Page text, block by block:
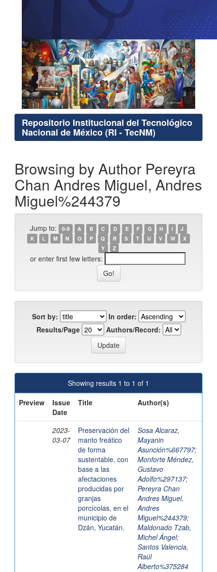
Repositorio Institucional del Tecnológico
Nacional de México (RI - TecNM)
Browsing by Author Pereyra
Chan Andres Miguel, Andres
Miguel%244379
Jump to: 0-9 A B C D E F G H I
J
K
L M N O P Q R S T U V W
X
Y
Z
or enter first few letters:
Sort by:
In order:
Results/Page
Authors/Record:
Showing results 1 to 1 of 1
Preview
Issue
Date
Title Author(s)
2023-
03-07
Preservación del
manto freático
de forma
sustentable, con
base a las
afectaciones
producidas por
granjas
porcícolas, en el
municipio de
Dzán, Yucatán.
Sosa Alcaraz,
Mayanin
Asunción%667797;
Monforte Méndez,
Gustavo
Adolfo%297137;
Pereyra Chan
Andres Miguel,
Andres
Miguel%244379;
Maldonado Tzab,
Michel Ángel;
Santos Valencia,
Raúl
Alberto%375284